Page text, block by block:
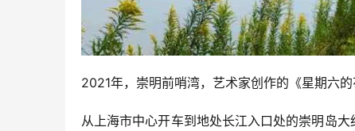
2021年，崇明前哨湾，艺术家创作的《星期六
从上海市中心开车到地处长江入口处的崇明岛